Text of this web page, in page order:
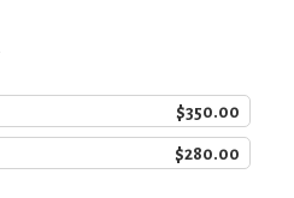
$350.00
$280.00